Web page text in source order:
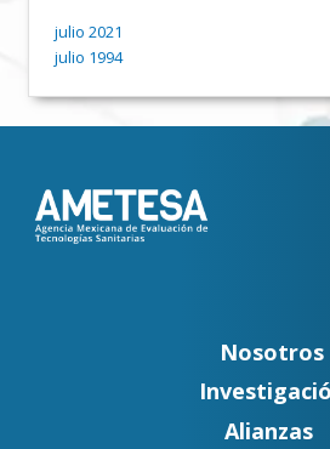
julio 2021
julio 1994
Nosotros
Alianzas